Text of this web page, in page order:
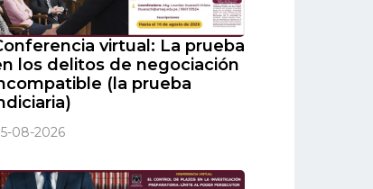
virtual: La prueba
los delitos de negociación
(la prueba
08-2026